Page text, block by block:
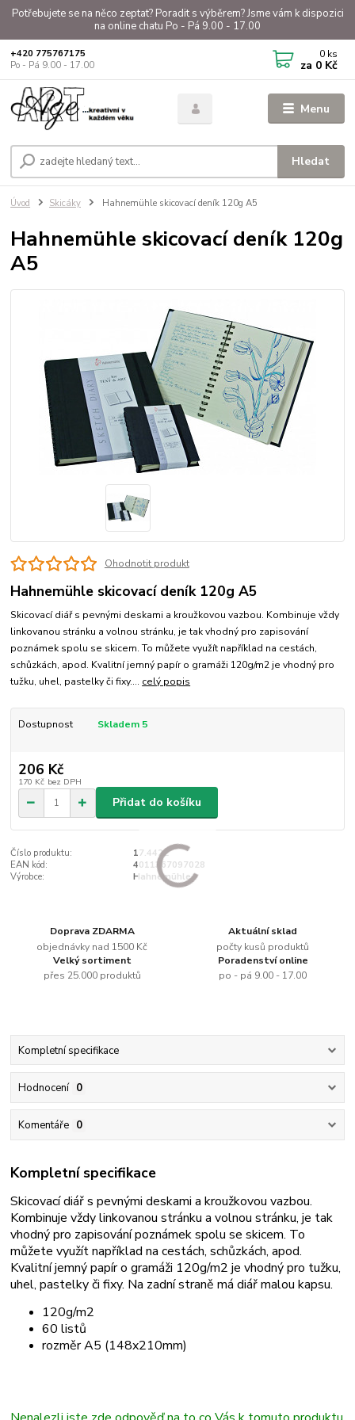
Potřebujete se na něco zeptat? Poradit s výběrem? Jsme vám k dispozici
na online chatu Po - Pá 9.00 - 17.00
Menu
Hledat
+420 775767175
Po - Pá 9.00 - 17.00
0 ks
za 0 Kč
Úvod Skicáky Hahnemühle skicovací deník 120g A5
Hahnemühle skicovací deník 120g
A5
Ohodnotit produkt
Hahnemühle skicovací deník 120g A5
Skicovací diář s pevnými deskami a kroužkovou vazbou. Kombinuje vždy
linkovanou stránku a volnou stránku, je tak vhodný pro zapisování
poznámek spolu se skicem. To můžete využít například na cestách,
schůzkách, apod. Kvalitní jemný papír o gramáži 120g/m2 je vhodný pro
tužku, uhel, pastelky či fixy.... celý popis
Dostupnost Skladem 5
206 Kč
170 Kč bez DPH
Přidat do košíku
Číslo produktu:
17.4422
EAN kód:
4011367097028
Výrobce:
Hahnemühle
Doprava ZDARMA
objednávky nad 1500 Kč
Aktuální sklad
počty kusů produktů
Velký sortiment
přes 25.000 produktů
Poradenství online
po - pá 9.00 - 17.00
Kompletní specifikace
Hodnocení 0
Komentáře 0
Kompletní specifikace
Skicovací diář s pevnými deskami a kroužkovou vazbou.
Kombinuje vždy linkovanou stránku a volnou stránku, je tak
vhodný pro zapisování poznámek spolu se skicem. To
můžete využít například na cestách, schůzkách, apod.
Kvalitní jemný papír o gramáži 120g/m2 je vhodný pro tužku,
uhel, pastelky či fixy. Na zadní straně má diář malou kapsu.
120g/m2
60 listů
rozměr A5 (148x210mm)